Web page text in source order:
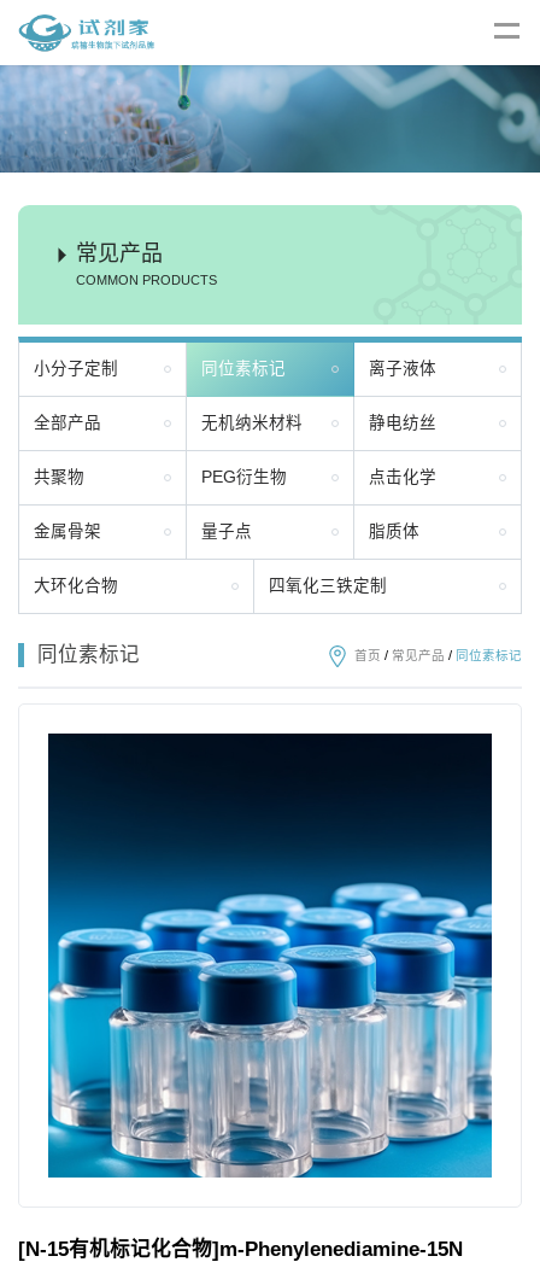
常见产品
COMMON PRODUCTS
小分子定制 同位素标记 离子液体
全部产品 无机纳米材料 静电纺丝
共聚物 PEG衍生物 点击化学
金属骨架 量子点 脂质体
大环化合物 四氧化三铁定制
同位素标记 首页 / 常见产品 / 同位素标记
[N-15有机标记化合物]m-Phenylenediamine-15N